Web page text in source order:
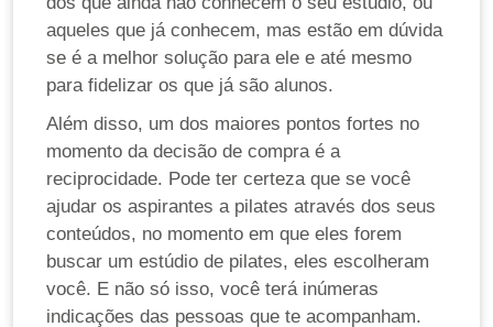
aqueles que já conhecem, mas estão em dúvida
se é a melhor solução para ele e até mesmo
para fidelizar os que já são alunos.
Além disso, um dos maiores pontos fortes no
momento da decisão de compra é a
reciprocidade. Pode ter certeza que se você
ajudar os aspirantes a pilates através dos seus
conteúdos, no momento em que eles forem
buscar um estúdio de pilates, eles escolheram
você. E não só isso, você terá inúmeras
indicações das pessoas que te acompanham.